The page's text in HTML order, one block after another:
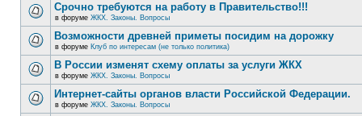
Срочно требуются на работу в Правительство!!!
в форуме ЖКХ. Законы. Вопросы
Возможности древней приметы посидим на дорожку
в форуме Клуб по интересам (не только политика)
В России изменят схему оплаты за услуги ЖКХ
в форуме ЖКХ. Законы. Вопросы
Интернет-сайты органов власти Российской Федерации.
в форуме ЖКХ. Законы. Вопросы